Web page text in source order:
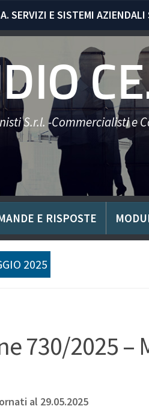
SERVIZI E SISTEMI AZIENDALI
S.r.l. -Commercialisti e
E RISPOSTE
2025
730/2025 –
al 29.05.2025